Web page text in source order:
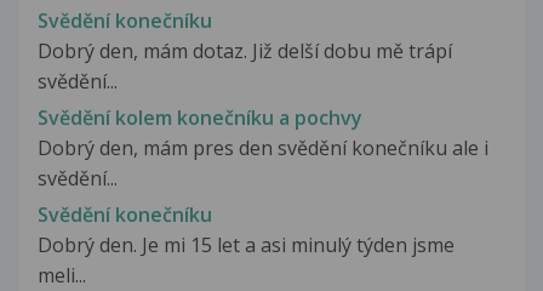
Svědění konečníku
Dobrý den, mám dotaz. Již delší dobu mě trápí
svědění...
Svědění kolem konečníku a pochvy
Dobrý den, mám pres den svědění konečníku ale i
svědění...
Svědění konečníku
Dobrý den. Je mi 15 let a asi minulý týden jsme
meli...